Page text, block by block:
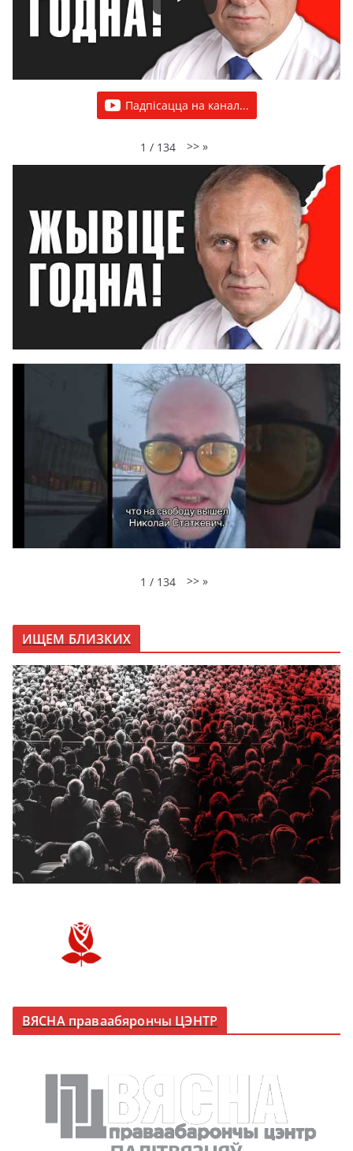
Падпісацца на канал...
1 / 134 >> »
1 / 134 >> »
ИЩЕМ БЛИЗКИХ
ВЯСНА праваабярончы ЦЭНТР